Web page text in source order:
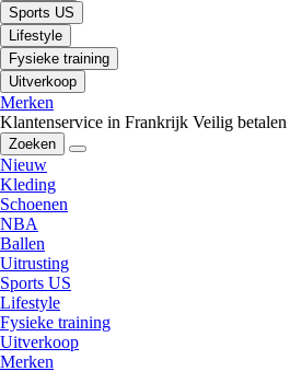
Sports US
Lifestyle
Fysieke training
Uitverkoop
Merken
Klantenservice in Frankrijk Veilig betalen
Zoeken
Nieuw
Kleding
Schoenen
NBA
Ballen
Uitrusting
Sports US
Lifestyle
Fysieke training
Uitverkoop
Merken